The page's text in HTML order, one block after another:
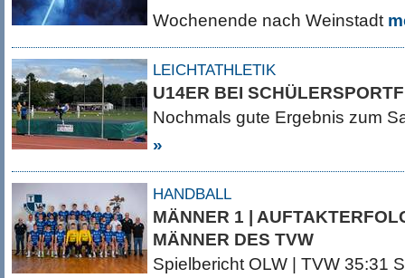
Wochenende nach Weinstadt
LEICHTATHLETIK
U14ER BEI
Nochmals gute Ergebnis zum
»
HANDBALL
MÄNNER 1 |
MÄNNER DES TVW
Spielbericht OLW | TVW 35:31